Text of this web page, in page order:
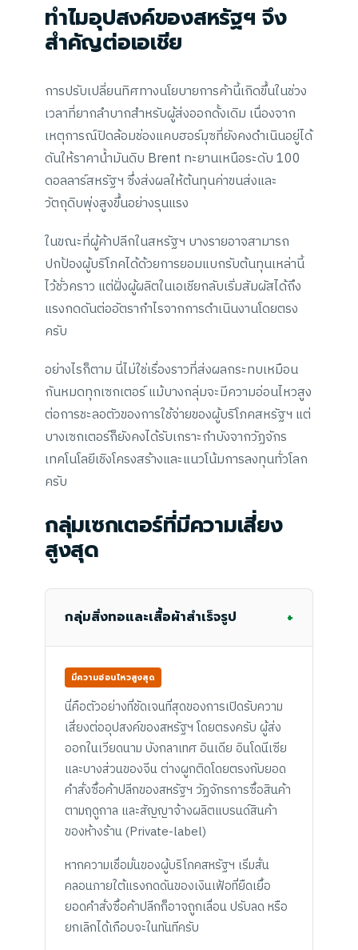
ทำไมอุปสงค์ของสหรัฐฯ จึง
สำคัญต่อเอเชีย
การปรับเปลี่ยนทิศทางนโยบายการค้านี้เกิดขึ้นในช่วง
เวลาที่ยากลำบากสำหรับผู้ส่งออกดั้งเดิม เนื่องจาก
เหตุการณ์ปิดล้อมช่องแคบฮอร์มุซที่ยังคงดำเนินอยู่ได้
ดันให้ราคาน้ำมันดิบ Brent ทะยานเหนือระดับ 100
ดอลลาร์สหรัฐฯ ซึ่งส่งผลให้ต้นทุนค่าขนส่งและ
วัตถุดิบพุ่งสูงขึ้นอย่างรุนแรง
ในขณะที่ผู้ค้าปลีกในสหรัฐฯ บางรายอาจสามารถ
ปกป้องผู้บริโภคได้ด้วยการยอมแบกรับต้นทุนเหล่านี้
ไว้ชั่วคราว แต่ฝั่งผู้ผลิตในเอเชียกลับเริ่มสัมผัสได้ถึง
แรงกดดันต่ออัตรากำไรจากการดำเนินงานโดยตรง
ครับ
อย่างไรก็ตาม นี่ไม่ใช่เรื่องราวที่ส่งผลกระทบเหมือน
กันหมดทุกเซกเตอร์ แม้บางกลุ่มจะมีความอ่อนไหวสูง
ต่อการชะลอตัวของการใช้จ่ายของผู้บริโภคสหรัฐฯ แต่
บางเซกเตอร์ก็ยังคงได้รับเกราะกำบังจากวัฏจักร
เทคโนโลยีเชิงโครงสร้างและแนวโน้มการลงทุนทั่วโลก
ครับ
กลุ่มเซกเตอร์ที่มีความเสี่ยง
สูงสุด
กลุ่มสิ่งทอและเสื้อผ้าสำเร็จรูป +
มีความอ่อนไหวสูงสุด
นี่คือตัวอย่างที่ชัดเจนที่สุดของการเปิดรับความ
เสี่ยงต่ออุปสงค์ของสหรัฐฯ โดยตรงครับ ผู้ส่ง
ออกในเวียดนาม บังกลาเทศ อินเดีย อินโดนีเซีย
และบางส่วนของจีน ต่างผูกติดโดยตรงกับยอด
คำสั่งซื้อค้าปลีกของสหรัฐฯ วัฏจักรการซื้อสินค้า
ตามฤดูกาล และสัญญาจ้างผลิตแบรนด์สินค้า
ของห้างร้าน (Private-label)
หากความเชื่อมั่นของผู้บริโภคสหรัฐฯ เริ่มสั่น
คลอนภายใต้แรงกดดันของเงินเฟ้อที่ยืดเยื้อ
ยอดคำสั่งซื้อค้าปลีกก็อาจถูกเลื่อน ปรับลด หรือ
ยกเลิกได้เกือบจะในทันทีครับ